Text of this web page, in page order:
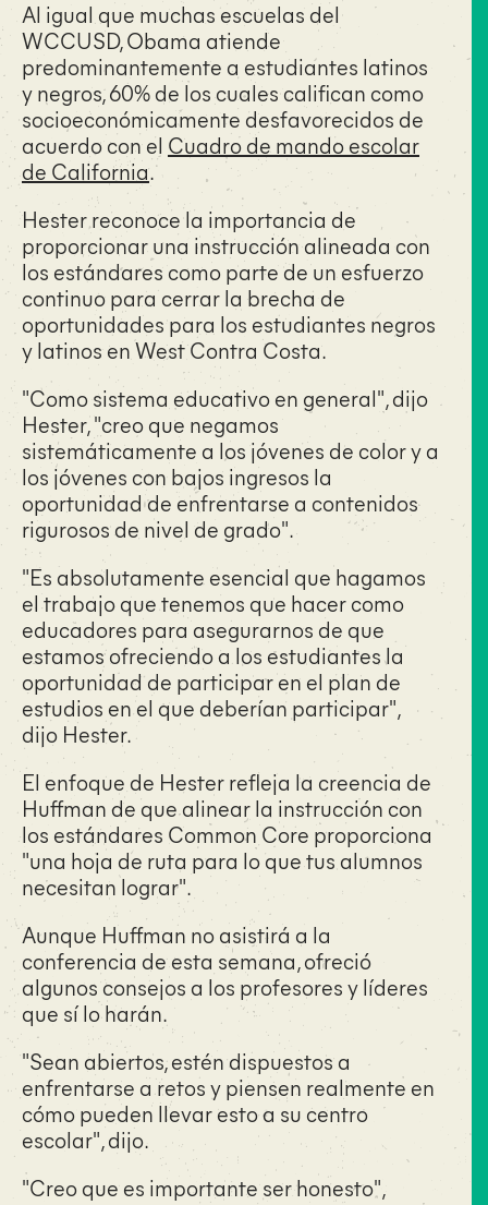
Al igual que muchas escuelas del
WCCUSD, Obama atiende
predominantemente a estudiantes latinos
y negros, 60% de los cuales califican como
socioeconómicamente desfavorecidos de
acuerdo con el Cuadro de mando escolar
de California.
Hester reconoce la importancia de
proporcionar una instrucción alineada con
los estándares como parte de un esfuerzo
continuo para cerrar la brecha de
oportunidades para los estudiantes negros
y latinos en West Contra Costa.
"Como sistema educativo en general", dijo
Hester, "creo que negamos
sistemáticamente a los jóvenes de color y a
los jóvenes con bajos ingresos la
oportunidad de enfrentarse a contenidos
rigurosos de nivel de grado".
"Es absolutamente esencial que hagamos
el trabajo que tenemos que hacer como
educadores para asegurarnos de que
estamos ofreciendo a los estudiantes la
oportunidad de participar en el plan de
estudios en el que deberían participar",
dijo Hester.
El enfoque de Hester refleja la creencia de
Huffman de que alinear la instrucción con
los estándares Common Core proporciona
"una hoja de ruta para lo que tus alumnos
necesitan lograr".
Aunque Huffman no asistirá a la
conferencia de esta semana, ofreció
algunos consejos a los profesores y líderes
que sí lo harán.
"Sean abiertos, estén dispuestos a
enfrentarse a retos y piensen realmente en
cómo pueden llevar esto a su centro
escolar", dijo.
"Creo que es importante ser honesto",